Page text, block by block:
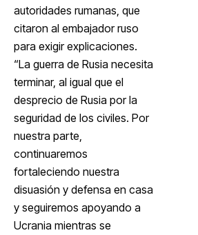
autoridades rumanas, que
citaron al embajador ruso
para exigir explicaciones.
“La guerra de Rusia necesita
terminar, al igual que el
desprecio de Rusia por la
seguridad de los civiles. Por
nuestra parte,
continuaremos
fortaleciendo nuestra
disuasión y defensa en casa
y seguiremos apoyando a
Ucrania mientras se